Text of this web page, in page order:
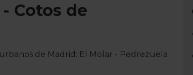
Cotos de
de Madrid: El Molar - Pedrezuela